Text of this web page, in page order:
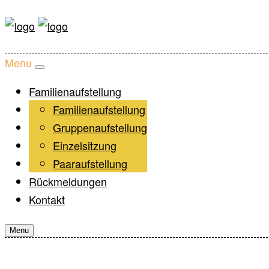
Menu
Familienaufstellung
Familienaufstellung
Gruppenaufstellung
Einzelsitzung
Paaraufstellung
Workshop
Über mich
Termine
Preise & Ort
Rückmeldungen
Kontakt
Menu